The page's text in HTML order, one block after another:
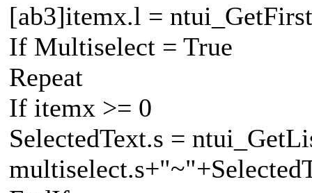
[ab3]itemx.l =
If Multiselect = True
Repeat
If itemx >= 0
SelectedText.s =